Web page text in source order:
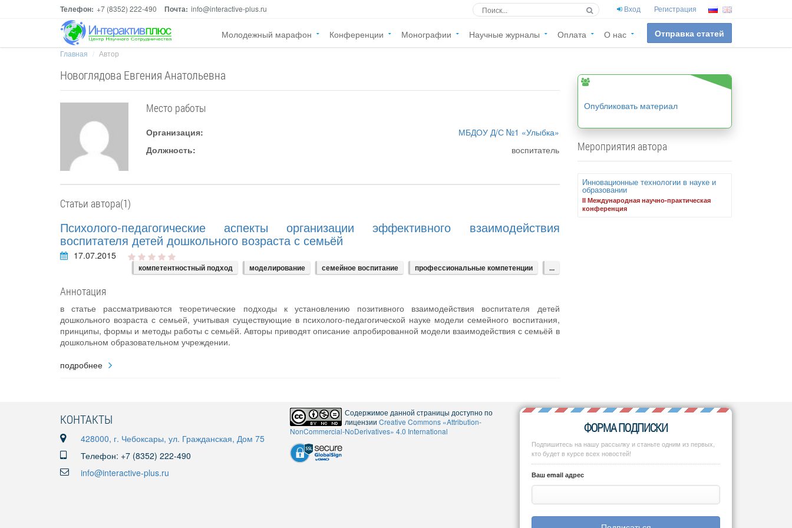
Телефон: +7 (8352) 222-490 Почта: info@interactive-plus.ru Вход Регистрация
Молодежный марафон Конференции Монографии Научные журналы Оплата О нас Отправка статей
Главная Автор
Новоглядова Евгения Анатольевна
Место работы
Организация:
МБДОУ Д/С №1 «Улыбка»
Должность:
воспитатель
Статьи автора(1)
Психолого-педагогические аспекты организации эффективного взаимодействия
воспитателя детей дошкольного возраста с семьёй
17.07.2015
компетентностный подход моделирование семейное воспитание профессиональные компетенции ...
Аннотация
в статье рассматриваются теоретические подходы к установлению позитивного взаимодействия воспитателя детей
дошкольного возраста с семьей, учитывая существующие в психолого-педагогической науке модели семейного воспитания,
принципы, формы и методы работы с семьёй. Авторы приводят описание апробированной модели взаимодействия с семьёй в
дошкольном образовательном учреждении.
подробнее
Опубликовать материал
Мероприятия автора
Инновационные технологии в науке и
образовании
II Международная научно-практическая
конференция
КОНТАКТЫ
428000, г. Чебоксары, ул. Гражданская, Дом 75
Телефон: +7 (8352) 222-490
info@interactive-plus.ru
Содержимое данной страницы доступно по
лицензии Creative Commons «Attribution-
NonCommercial-NoDerivatives» 4.0 International
ФОРМА ПОДПИСКИ
Подпишитесь на нашу рассылку и станьте одним из первых,
кто будет в курсе всех новостей!
Ваш email адрес